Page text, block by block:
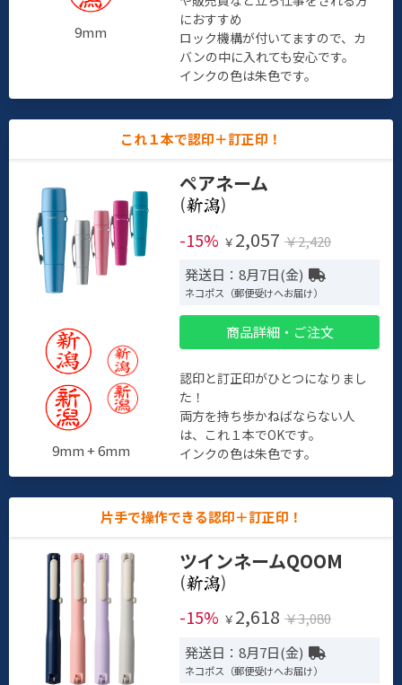
9mm
におすすめ
ロック機構が付いてますので、カ
バンの中に入れても安心です。
インクの色は朱色です。
これ１本で認印＋訂正印！
9mm + 6mm
ペアネーム
(
)
-15% ￥ 2,057 ￥2,420
発送日：8月7日(金)
ネコポス（郵便受けへお届け）
商品詳細・ご注文
認印と訂正印がひとつになりまし
た！
両方を持ち歩かねばならない人
は、これ１本でOKです。
インクの色は朱色です。
片手で操作できる認印＋訂正印！
ツインネームQOOM
(
)
-15% ￥ 2,618 ￥3,080
発送日：8月7日(金)
ネコポス（郵便受けへお届け）